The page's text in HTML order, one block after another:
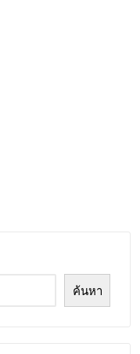
ค้นหา